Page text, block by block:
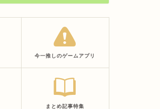
今一推しのゲームアプリ
まとめ記事特集